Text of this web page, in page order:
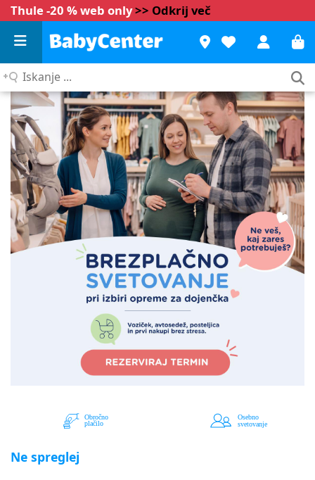
Thule -20 % web only>> Odkrij več
Iskanje
Ne spreglej